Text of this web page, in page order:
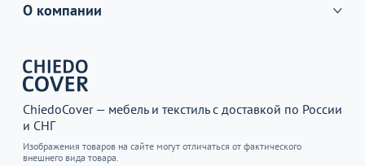
О компании
ChiedoCover — мебель и текстиль с доставкой по России
и СНГ
Изображения товаров на сайте могут отличаться от фактического
внешнего вида товара.